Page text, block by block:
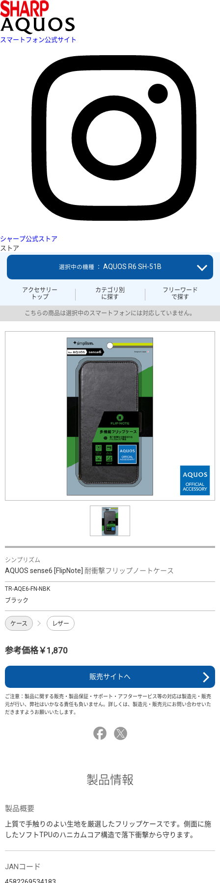
スマートフォン公式サイト
シャープ公式ストア
ストア
アクセサリー
トップ
カテゴリ別
に探す
フリーワード
で探す
選択中の機種 ： AQUOS R6 SH-51B
こちらの商品は選択中のスマートフォンには対応していません。
シンプリズム
AQUOS sense6 [FlipNote] 耐衝撃フリップノートケース
TR-AQE6-FN-NBK
ブラック
ケース レザー
参考価格￥1,870
販売サイトへ
ご注意：製品に関する販売・製品保証・サポート・アフターサービス等の対応は製造元・販売
元が行い、弊社はいかなる責任も負いません。詳しくは、製造元・販売元にお問い合わせいた
だきますようお願いいたします。
製品情報
製品概要
上質で手触りのよい生地を厳選したフリップケースです。側面に施
したソフトTPUのハニカムコア構造で落下衝撃から守ります。
JANコード